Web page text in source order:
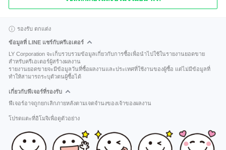
รองรับ ตกแต่ง
ข้อมูลที่ LINE แชร์กับครีเอเตอร์
LY Corporation จะเก็บรวบรวมข้อมูลเกี่ยวกับการซื้อเพื่อนำไปใช้ในรายงานยอดขาย
สำหรับครีเอเตอร์ผู้สร้างผลงาน
รายงานยอดขายจะมีข้อมูลวันที่ซื้อผลงานและประเทศที่ใช้งานของผู้ซื้อ แต่ไม่มีข้อมูลที่
ทำให้สามารถระบุตัวตนผู้ซื้อได้
เกี่ยวกับฟีเจอร์ที่รองรับ
ฟีเจอร์อาจถูกยกเลิกภายหลังตามเจตจำนงของเจ้าของผลงาน
โปรดแตะที่อิโมจิเพื่อดูตัวอย่าง